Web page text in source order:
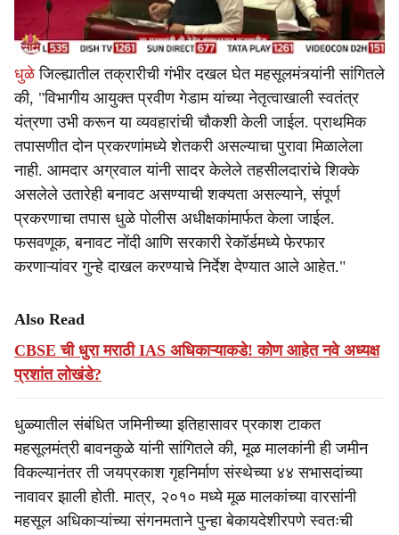
धुळे जिल्ह्यातील तक्रारीची गंभीर दखल घेत महसूलमंत्र्यांनी सांगितले
की, "विभागीय आयुक्त प्रवीण गेडाम यांच्या नेतृत्वाखाली स्वतंत्र
यंत्रणा उभी करून या व्यवहारांची चौकशी केली जाईल. प्राथमिक
तपासणीत दोन प्रकरणांमध्ये शेतकरी असल्याचा पुरावा मिळालेला
नाही. आमदार अग्रवाल यांनी सादर केलेले तहसीलदारांचे शिक्के
असलेले उतारेही बनावट असण्याची शक्यता असल्याने, संपूर्ण
प्रकरणाचा तपास धुळे पोलीस अधीक्षकांमार्फत केला जाईल.
फसवणूक, बनावट नोंदी आणि सरकारी रेकॉर्डमध्ये फेरफार
करणाऱ्यांवर गुन्हे दाखल करण्याचे निर्देश देण्यात आले आहेत."
Also Read
CBSE ची धुरा मराठी IAS अधिकाऱ्याकडे! कोण आहेत नवे अध्यक्ष
प्रशांत लोखंडे?
धुळ्यातील संबंधित जमिनीच्या इतिहासावर प्रकाश टाकत
महसूलमंत्री बावनकुळे यांनी सांगितले की, मूळ मालकांनी ही जमीन
विकल्यानंतर ती जयप्रकाश गृहनिर्माण संस्थेच्या ४४ सभासदांच्या
नावावर झाली होती. मात्र, २०१० मध्ये मूळ मालकांच्या वारसांनी
महसूल अधिकाऱ्यांच्या संगनमताने पुन्हा बेकायदेशीरपणे स्वतःची